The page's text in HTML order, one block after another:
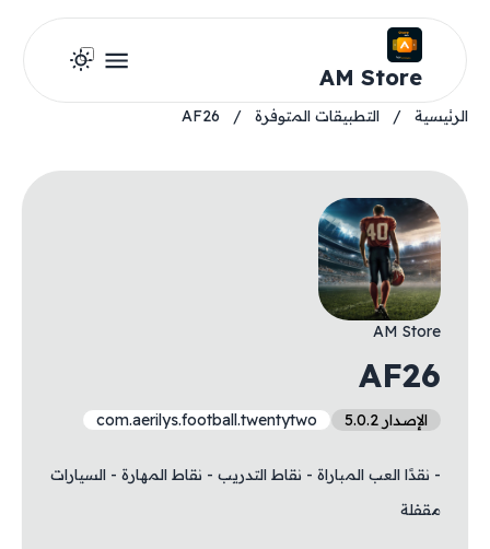
AM Store
الرئيسية / التطبيقات المتوفرة /
AF26
AM Store
AF26
الإصدار 5.0.2 com.aerilys.football.twentytwo
- نقدًا العب المباراة - نقاط التدريب - نقاط المهارة - السيارات
مقفلة